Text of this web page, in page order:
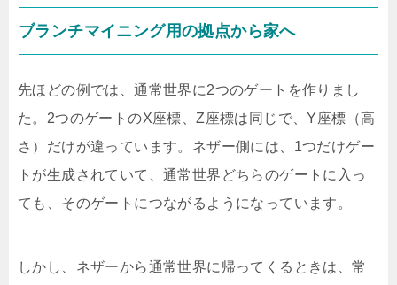
ブランチマイニング用の拠点から家へ
先ほどの例では、通常世界に2つのゲートを作りまし
た。2つのゲートのX座標、Z座標は同じで、Y座標（高
さ）だけが違っています。ネザー側には、1つだけゲー
トが生成されていて、通常世界どちらのゲートに入っ
ても、そのゲートにつながるようになっています。
しかし、ネザーから通常世界に帰ってくるときは、常